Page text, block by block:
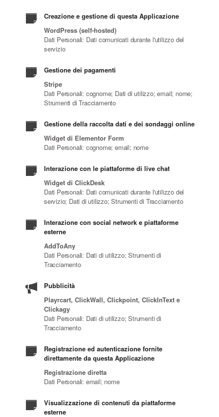
Creazione e gestione di questa Applicazione
WordPress (self-hosted)
Dati Personali: Dati comunicati durante l'utilizzo del
servizio
Gestione dei pagamenti
Stripe
Dati Personali: cognome; Dati di utilizzo; email; nome;
Strumenti di Tracciamento
Gestione della raccolta dati e dei sondaggi online
Widget di Elementor Form
Dati Personali: cognome; email; nome
Interazione con le piattaforme di live chat
Widget di ClickDesk
Dati Personali: Dati comunicati durante l'utilizzo del
servizio; Dati di utilizzo; Strumenti di Tracciamento
Interazione con social network e piattaforme
esterne
AddToAny
Dati Personali: Dati di utilizzo; Strumenti di
Tracciamento
Pubblicità
Playrcart, ClickWall, Clickpoint, ClickInText e
Clickagy
Dati Personali: Dati di utilizzo; Strumenti di
Tracciamento
Registrazione ed autenticazione fornite
direttamente da questa Applicazione
Registrazione diretta
Dati Personali: email; nome
Visualizzazione di contenuti da piattaforme
esterne